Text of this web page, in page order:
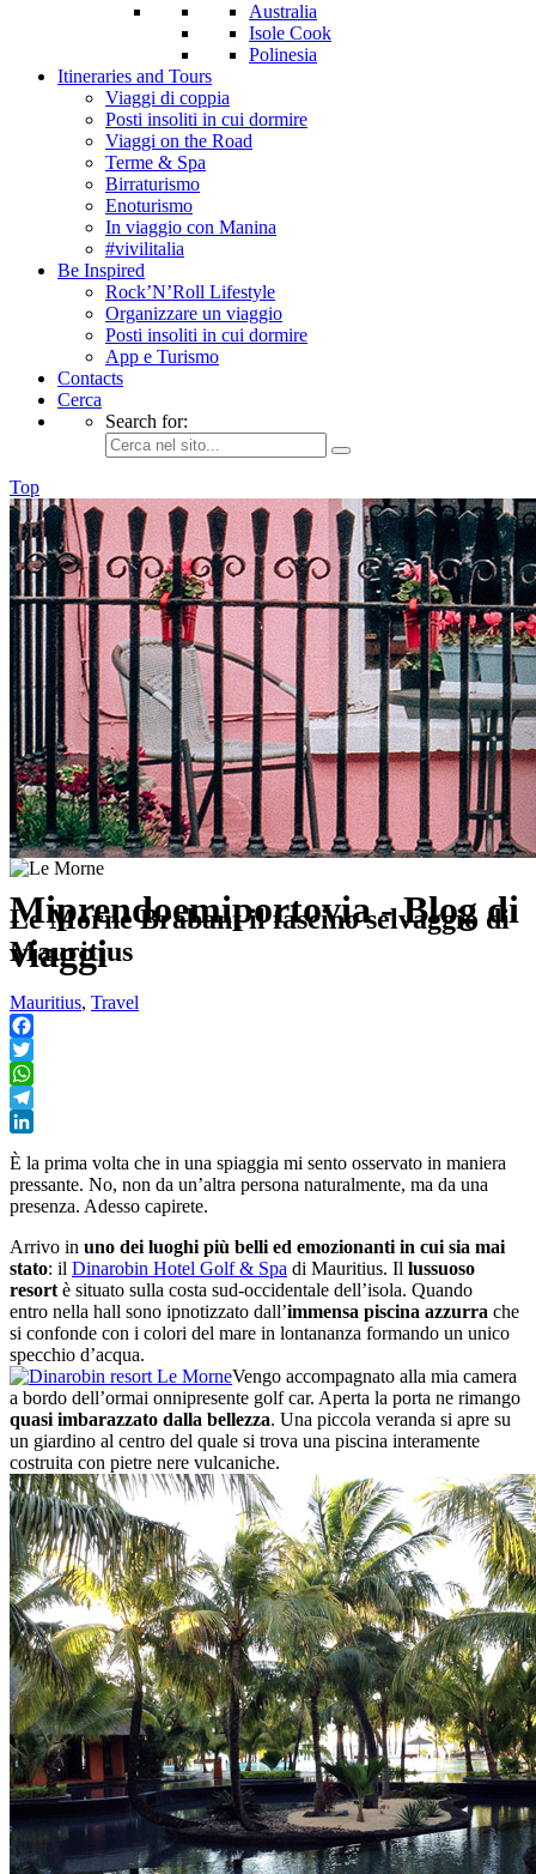
Australia
Isole Cook
Polinesia
Itineraries and Tours
Viaggi di coppia
Posti insoliti in cui dormire
Viaggi on the Road
Terme & Spa
Birraturismo
Enoturismo
In viaggio con Manina
#vivilitalia
Be Inspired
Rock’N’Roll Lifestyle
Organizzare un viaggio
Posti insoliti in cui dormire
App e Turismo
Contacts
Cerca
Search for:
Top
Miprendoemiportovia - Blog di
viaggi
Le Morne Brabant il fascino selvaggio di
Mauritius
Mauritius, Travel
Facebook
Twitter
WhatsApp
Telegram
È la prima volta che in una spiaggia mi sento osservato in maniera
pressante. No, non da un’altra persona naturalmente, ma da una
presenza. Adesso capirete.
Arrivo in uno dei luoghi più belli ed emozionanti in cui sia mai
stato: il Dinarobin Hotel Golf & Spa di Mauritius. Il lussuoso
resort è situato sulla costa sud-occidentale dell’isola. Quando
entro nella hall sono ipnotizzato dall’immensa piscina azzurra che
si confonde con i colori del mare in lontananza formando un unico
specchio d’acqua.
Vengo accompagnato alla mia camera
a bordo dell’ormai onnipresente golf car. Aperta la porta ne rimango
quasi imbarazzato dalla bellezza. Una piccola veranda si apre su
un giardino al centro del quale si trova una piscina interamente
costruita con pietre nere vulcaniche.